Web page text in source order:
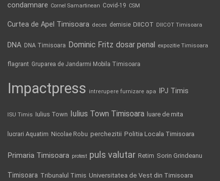
condamnare Cornel Samartinean Covid-19 CSM
Curtea de Apel Timisoara deces demisie DIICOT DIICOT Timisoara
DNA DNA Timisoara Dominic Fritz dosar penal expozitie Timisoara
flagrant Gruparea de Jandarmi Mobila Timisoara
Impactpress intrerupere furnizare apa IPJ Timis
ISU Timis Iulius Town Iulius Town Timisoara luare de mita
lucrari Aquatim Nicolae Robu perchezitii Politia Locala Timisoara
Primaria Timisoara protest puls valutar Retim Sorin Grindeanu
Timisoara Tribunalul Timis Universitatea de Vest din Timisoara